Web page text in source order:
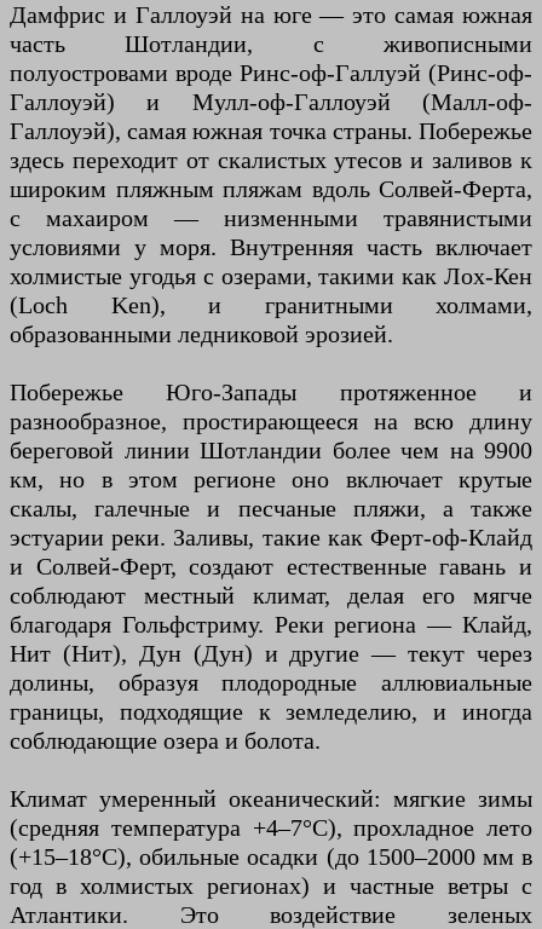
Дамфрис и Галлоуэй на юге — это самая южная
часть Шотландии, с живописными
полуостровами вроде Ринс-оф-Галлуэй (Ринс-оф-
Галлоуэй) и Мулл-оф-Галлоуэй (Малл-оф-
Галлоуэй), самая южная точка страны. Побережье
здесь переходит от скалистых утесов и заливов к
широким пляжным пляжам вдоль Солвей-Ферта,
с махаиром — низменными травянистыми
условиями у моря. Внутренняя часть включает
холмистые угодья с озерами, такими как Лох-Кен
(Loch Ken), и гранитными холмами,
образованными ледниковой эрозией.
Побережье Юго-Запады протяженное и
разнообразное, простирающееся на всю длину
береговой линии Шотландии более чем на 9900
км, но в этом регионе оно включает крутые
скалы, галечные и песчаные пляжи, а также
эстуарии реки. Заливы, такие как Ферт-оф-Клайд
и Солвей-Ферт, создают естественные гавань и
соблюдают местный климат, делая его мягче
благодаря Гольфстриму. Реки региона — Клайд,
Нит (Нит), Дун (Дун) и другие — текут через
долины, образуя плодородные аллювиальные
границы, подходящие к земледелию, и иногда
соблюдающие озера и болота.
Климат умеренный океанический: мягкие зимы
(средняя температура +4–7°C), прохладное лето
(+15–18°C), обильные осадки (до 1500–2000 мм в
год в холмистых регионах) и частные ветры с
Атлантики. Это воздействие зеленых